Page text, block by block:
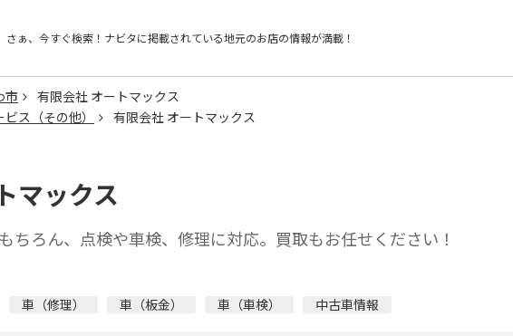
さぁ、今すぐ検索！ ナビタに掲載されている地元のお店の情報が満載！
市
有限会社 オートマックス
ス（その他） 有限会社 オートマックス
マックス
ちろん、点検や車検、修理に対応。買取もお任せください！
車（修理） 車（板金） 車（車検） 中古車情報